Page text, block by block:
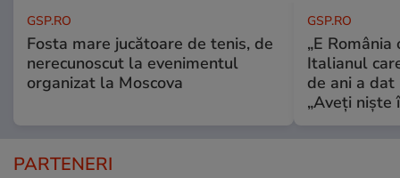
GSP.RO
Fosta mare jucătoare de tenis, de
nerecunoscut la evenimentul
organizat la Moscova
GSP.RO
„E
Italianul
de ani a
„Aveți niște
PARTENERI